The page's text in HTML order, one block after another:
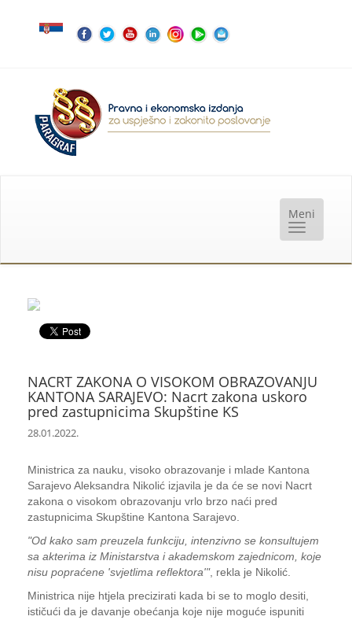
NACRT ZAKONA O VISOKOM OBRAZOVANJU
KANTONA SARAJEVO: Nacrt zakona uskoro
pred zastupnicima Skupštine KS
28.01.2022.
Ministrica za nauku, visoko obrazovanje i mlade Kantona
Sarajevo Aleksandra Nikolić izjavila je da će se novi Nacrt
zakona o visokom obrazovanju vrlo brzo naći pred
zastupnicima Skupštine Kantona Sarajevo.
"Od kako sam preuzela funkciju, intenzivno se konsultujem
sa akterima iz Ministarstva i akademskom zajednicom, koje
nisu popraćene 'svjetlima reflektora'", rekla je Nikolić.
Ministrica nije htjela precizirati kada bi se to moglo desiti,
ističući da je davanje obećanja koje nije moguće ispuniti